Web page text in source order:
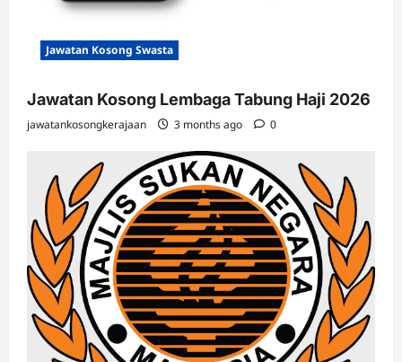
Jawatan Kosong Swasta
Jawatan Kosong Lembaga Tabung Haji 2026
jawatankosongkerajaan 3 months ago 0